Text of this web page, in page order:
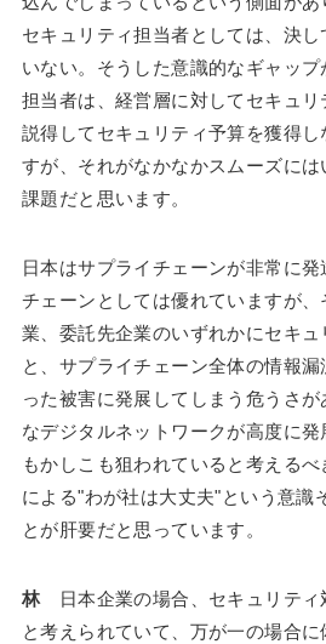
セキュリティ担当者としては、決
いない。そうした意識的なギャッ
担当者は、経営層に対してセキュリ
説得してセキュリティ予算を獲得
すが、それがなかなかスムーズに
課題だと思います。
日本はサプライチェーンが非常に
チェーンとしては優れていますが
業、委託先企業のいずれかにセキ
と、サプライチェーン全体の情報
った被害に発展してしまう危うさが
なデジタルネットワークが高度に発
もかしこも狙われていると考える
による"わが社は大丈夫"という意識
とが肝要だと思っています。
林日本企業の場合、セキュリティ
と考えられていて、万が一の場合